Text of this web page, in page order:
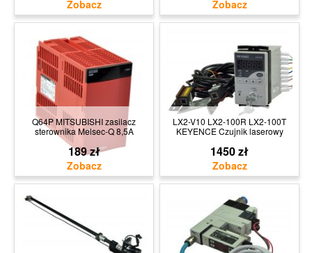
Q64P MITSUBISHI zasilacz
sterownika Melsec-Q 8,5A
189 zł
LX2-V10 LX2-100R LX2-100T
KEYENCE Czujnik laserowy
1450 zł